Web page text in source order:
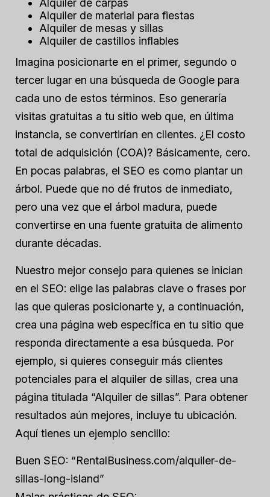
Alquiler de carpas
Alquiler de material para fiestas
Alquiler de mesas y sillas
Alquiler de castillos inflables
Imagina posicionarte en el primer, segundo o
tercer lugar en una búsqueda de Google para
cada uno de estos términos. Eso generaría
visitas gratuitas a tu sitio web que, en última
instancia, se convertirían en clientes. ¿El costo
total de adquisición (COA)? Básicamente, cero.
En pocas palabras, el SEO es como plantar un
árbol. Puede que no dé frutos de inmediato,
pero una vez que el árbol madura, puede
convertirse en una fuente gratuita de alimento
durante décadas.
Nuestro mejor consejo para quienes se inician
en el SEO: elige las palabras clave o frases por
las que quieras posicionarte y, a continuación,
crea una página web específica en tu sitio que
responda directamente a esa búsqueda. Por
ejemplo, si quieres conseguir más clientes
potenciales para el alquiler de sillas, crea una
página titulada “Alquiler de sillas”. Para obtener
resultados aún mejores, incluye tu ubicación.
Aquí tienes un ejemplo sencillo:
Buen SEO: “RentalBusiness.com/alquiler-de-
sillas-long-island”